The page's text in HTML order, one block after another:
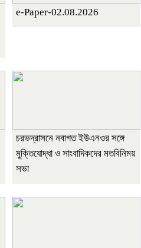
e-Paper-02.08.2026
চরভদ্রাসনে নবাগত ইউএনওর সঙ্গে
মুক্তিযোদ্ধা ও সাংবাদিকদের মতবিনিময়
সভা